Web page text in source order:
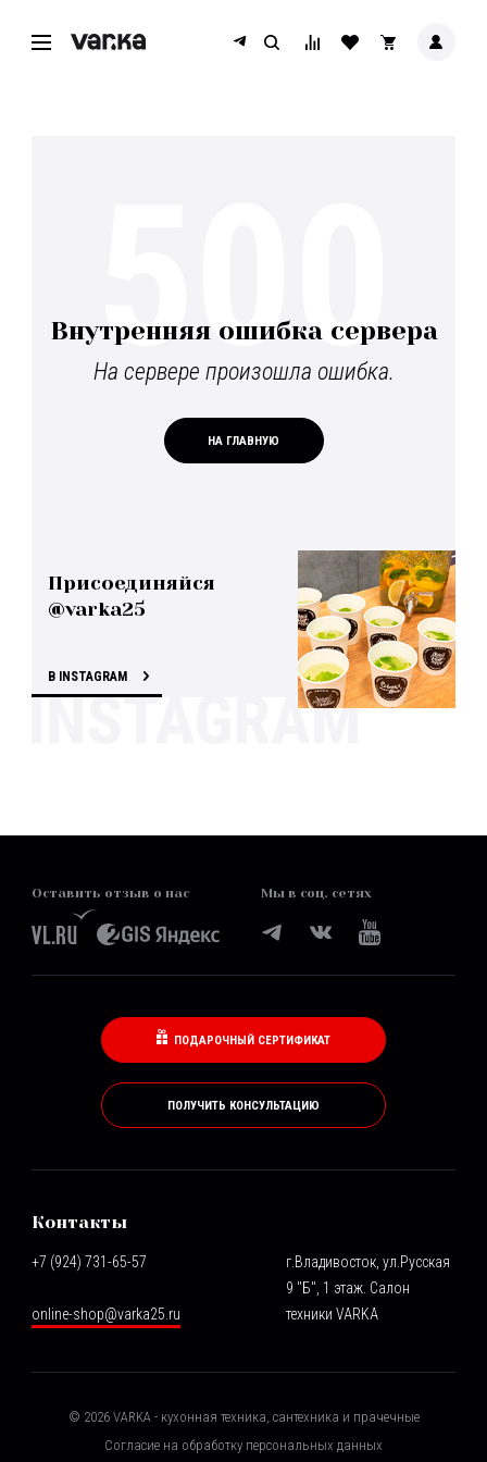
Внутренняя ошибка сервера
На сервере произошла ошибка.
НА ГЛАВНУЮ
500
Присоединяйся
@varka25
В INSTAGRAM
Оставить отзыв о нас Мы в соц. сетях
ПОДАРОЧНЫЙ СЕРТИФИКАТ
ПОЛУЧИТЬ КОНСУЛЬТАЦИЮ
Контакты
+7 (924) 731-65-57
online-shop@varka25.ru
г.Владивосток, ул.Русская
9 "Б", 1 этаж. Салон
техники VARKA
© 2026VARKA - кухонная техника, сантехника и прачечные
Согласие на обработку персональных данных